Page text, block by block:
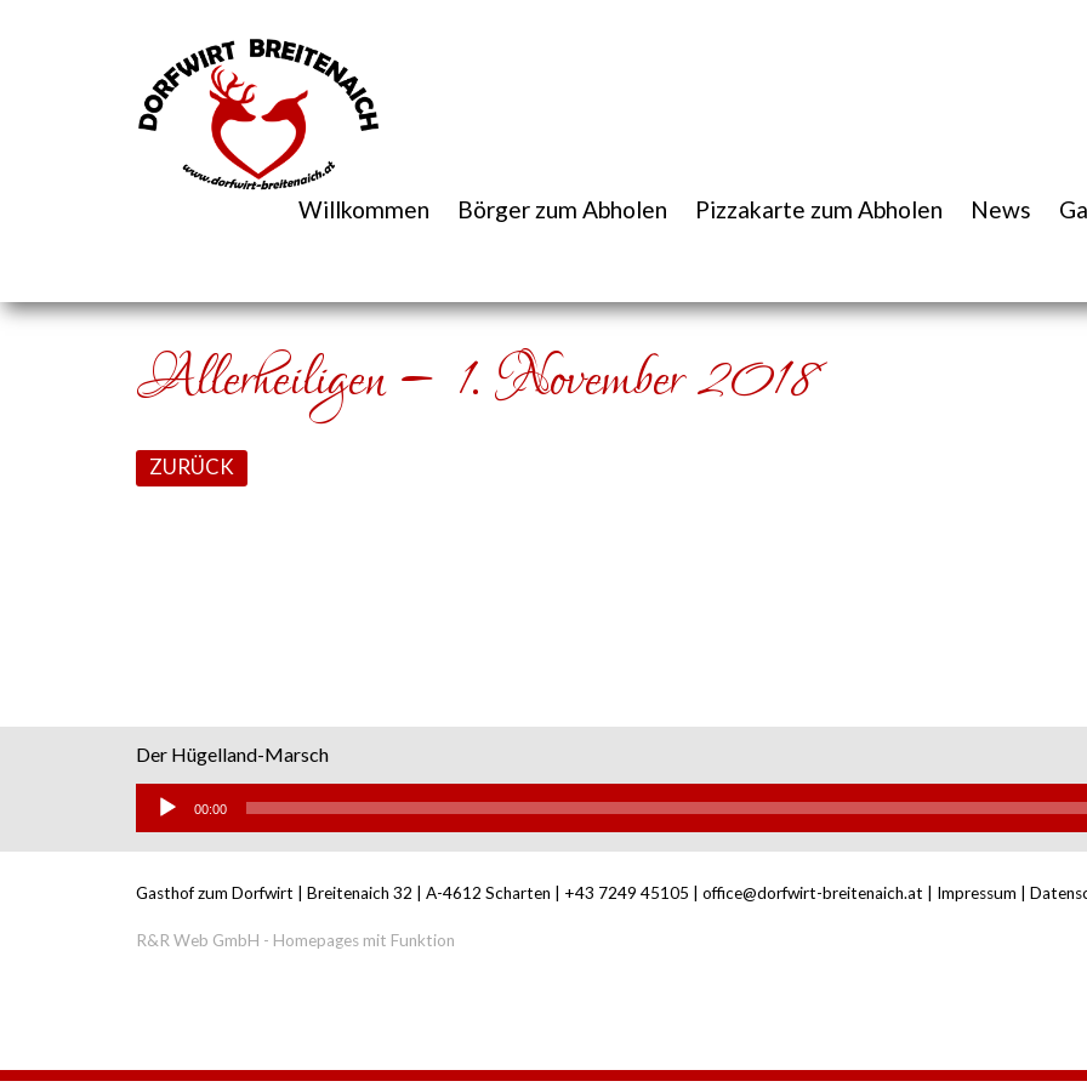
Willkommen Börger zum Abholen Pizzakarte zum Abholen News
Allerheiligen – 1. November 2018
ZURÜCK
Der Hügelland-Marsch
Audio-
Player
00:00
Gasthof zum Dorfwirt | Breitenaich 32 | A-4612 Scharten | +43 7249 45105 office@dorfwirt-breitenaich.at Impressum
R&R Web GmbH - Homepages mit Funktion